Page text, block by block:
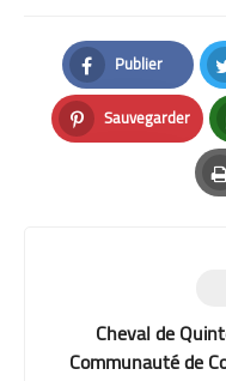
Publier
Facebook
Sauvegarder
Pinterest
Cheval de
Communauté de